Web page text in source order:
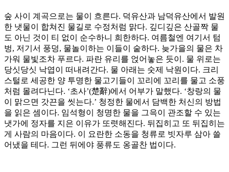
숲 사이 계곡으로는 물이 흐른다. 덕유산과 남덕유산에서 발원
한 냇물이 합쳐진 물길로 수정처럼 맑다. 깊디깊은 산골짝 물
도 아닌 것이 티 없이 순수하니 희한하다. 여름철엔 여기서 텀
벙, 저기서 풍덩, 물놀이하는 이들이 숱하다. 늦가을의 물은 차
가워 물빛조차 푸르다. 파란 유리를 얹어놓은 듯이. 물 위로는
당싯당싯 낙엽이 떠내려간다. 물 아래는 숫제 낙원이다. 크리
스털로 세공한 양 투명한 물고기들이 꼬리에 꼬리를 물고 소풍
처럼 몰려다닌다. ‘초사’(楚辭)에서 어부가 말했다. ‘창랑의 물
이 맑으면 갓끈을 씻는다.’ 청정한 물에서 담백한 처신의 방법
을 읽은 셈이다. 임석형이 청명한 물을 그윽이 관조할 수 있는
냇가에 정자를 지은 이유가 또렷해진다. 뒤집히고 또 뒤집히는
게 사람의 마음이다. 이 요란한 소동을 청류로 빗자루 삼아 쓸
어냈을 테다. 그런 뒤에야 풍류도 옹골찬 법이다.